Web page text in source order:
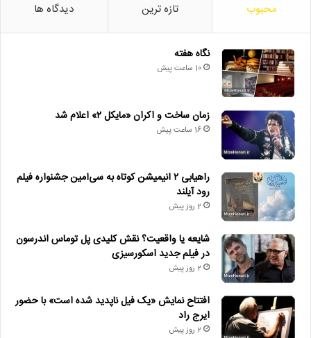
محبوب تازه ترین دیدگاه ها
نگاه هفته
10 ساعت پیش
زمان ساخت و اکران «مایکل ۲» اعلام شد
16 ساعت پیش
راهیابی ۲ انیمیشن کوتاه به سی‌امین جشنواره فیلم
رود آیلند
2 روز پیش
شایعه یا واقعیت؟ نقش کلیدی پل توماس اندرسون
در فیلم جدید اسکورسیزی
2 روز پیش
افتتاح نمایش «یک فیل ناپدید شده است» با حضور
ایرج راد
2 روز پیش